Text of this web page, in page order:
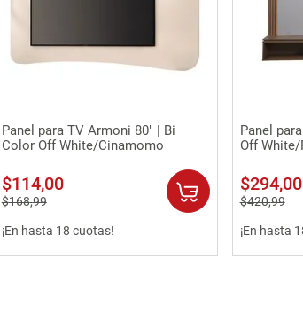
Vista rápida
Panel para TV Armoni 80" | Bi
Color Off White/Cinamomo
$114,00
$168,99
¡En hasta 18 cuotas!
Panel
Off White/
$294,00
$420,99
¡En hasta